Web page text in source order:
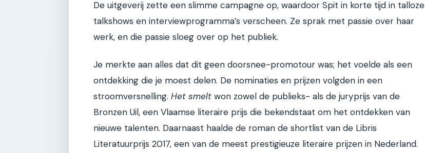
De uitgeverij zette een slimme campagne op, waardoor Spit in korte tijd in talloze
talkshows en interviewprogramma’s verscheen. Ze sprak met passie over haar
werk, en die passie sloeg over op het publiek.
Je merkte aan alles dat dit geen doorsnee-promotour was; het voelde als een
ontdekking die je moest delen. De nominaties en prijzen volgden in een
stroomversnelling. Het smelt won zowel de publieks- als de juryprijs van de
Bronzen Uil, een Vlaamse literaire prijs die bekendstaat om het ontdekken van
nieuwe talenten. Daarnaast haalde de roman de shortlist van de Libris
Literatuurprijs 2017, een van de meest prestigieuze literaire prijzen in Nederland.